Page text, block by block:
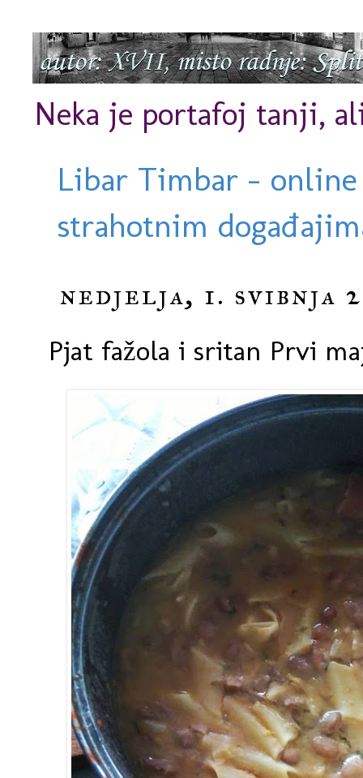
Neka je portafoj tanji,
Libar Timbar -
strahotnim
nedjelja, 1. svibnja
Pjat fažola i sritan Prvi